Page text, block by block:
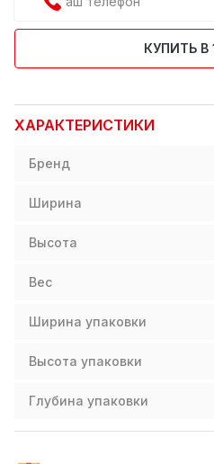
КУПИТЬ В
ХАРАКТЕРИСТИКИ
Бренд
Ширина
Высота
Вес
Ширина упаковки
Высота упаковки
Глубина упаковки